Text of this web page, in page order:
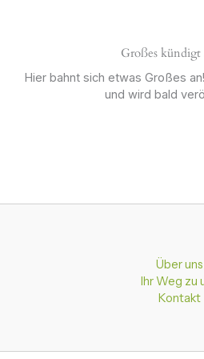
Großes kündigt
Hier bahnt sich etwas Großes
und wird bald
Über uns
Ihr Weg zu
Kontakt